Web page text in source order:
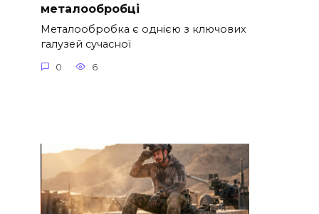
металообробці
Металообробка є однією з ключових
галузей сучасної
0 6